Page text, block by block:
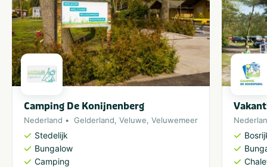
Camping De Konijnenberg
Nederland Gelderland, Veluwe, Veluwemeer
Stedelijk
Bungalow
Camping